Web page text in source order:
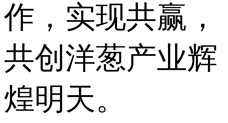
作，实现共赢，
共创洋葱产业辉
煌明天。